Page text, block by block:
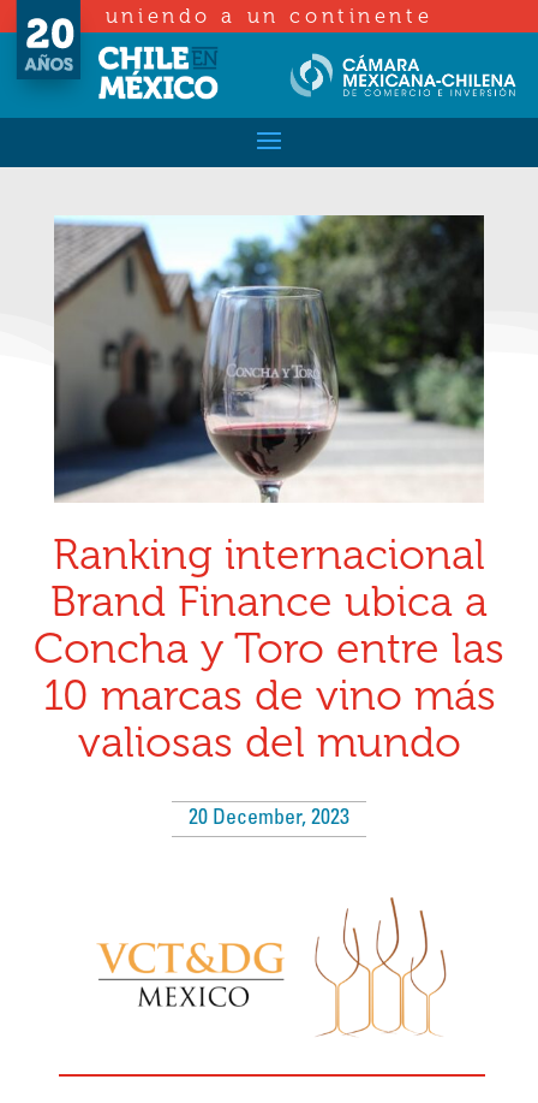
uniendo a un continente
Ranking internacional
Brand Finance ubica a
Concha y Toro entre las
10 marcas de vino más
valiosas del mundo
20 December, 2023